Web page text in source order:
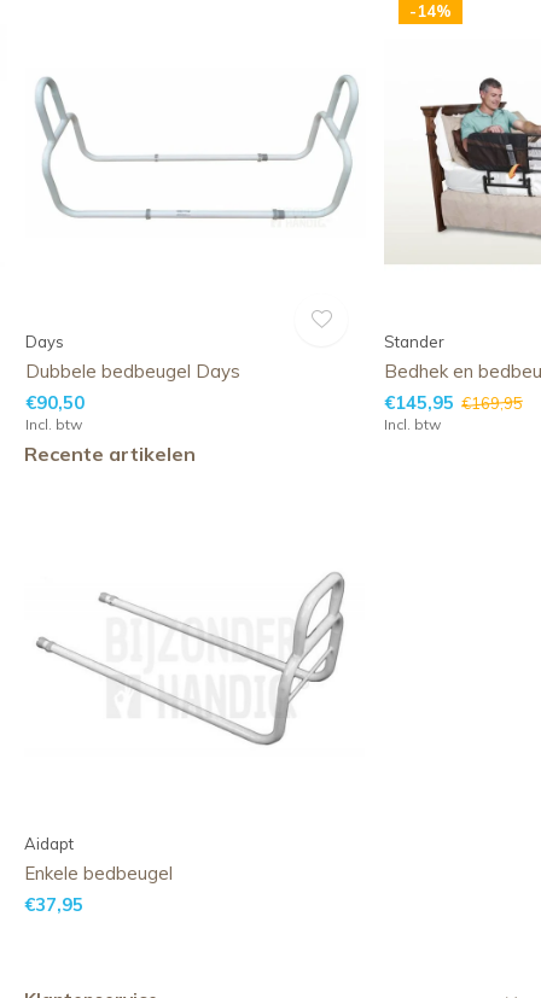
Days
Dubbele bedbeugel Days
€90,50
Incl. btw
-14%
Stander
Bedhek en
€145,95 €169,95
Incl. btw
Recente artikelen
Aidapt
Enkele bedbeugel
€37,95